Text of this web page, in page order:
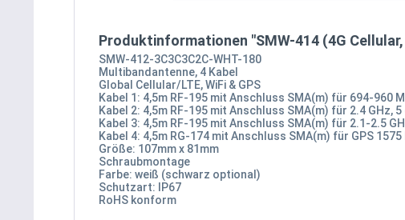
Produktinformationen "SMW-414 (4G Cellular,
SMW-412-3C3C3C2C-WHT-180
Multibandantenne, 4 Kabel
Global Cellular/LTE, WiFi & GPS
Kabel 1: 4,5m RF-195 mit Anschluss SMA(m) für 694-960
Kabel 2: 4,5m RF-195 mit Anschluss SMA(m) für 2.4 GHz, 5
Kabel 3: 4,5m RF-195 mit Anschluss SMA(m) für 2.1-2.5
Kabel 4: 4,5m RG-174 mit Anschluss SMA(m) für GPS
Größe: 107mm x 81mm
Schraubmontage
Farbe: weiß (schwarz optional)
Schutzart: IP67
RoHS konform